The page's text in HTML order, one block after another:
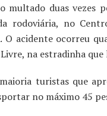
multado duas vezes
rodoviária, no
O acidente ocorreu
na estradinha
turistas que
no máximo 45